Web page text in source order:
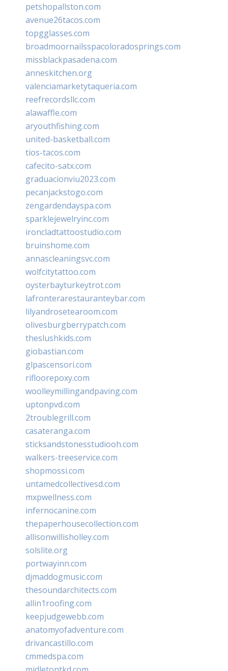
petshopallston.com
avenue26tacos.com
topgglasses.com
broadmoornailsspacoloradosprings.com
missblackpasadena.com
anneskitchen.org
valenciamarketytaqueria.com
reefrecordsllc.com
alawaffle.com
aryouthfishing.com
united-basketball.com
tios-tacos.com
cafecito-satx.com
graduacionviu2023.com
pecanjackstogo.com
zengardendayspa.com
sparklejewelryinc.com
ironcladtattoostudio.com
bruinshome.com
annascleaningsvc.com
wolfcitytattoo.com
oysterbayturkeytrot.com
lafronterarestauranteybar.com
lilyandrosetearoom.com
olivesburgberrypatch.com
theslushkids.com
giobastian.com
glpascensori.com
rifloorepoxy.com
woolleymillingandpaving.com
uptonpvd.com
2troublegrill.com
casateranga.com
sticksandstonesstudiooh.com
walkers-treeservice.com
shopmossi.com
untamedcollectivesd.com
mxpwellness.com
infernocanine.com
thepaperhousecollection.com
allisonwillisholley.com
solslite.org
portwayinn.com
djmaddogmusic.com
thesoundarchitects.com
allin1roofing.com
keepjudgewebb.com
anatomyofadventure.com
drivancastillo.com
cmmedspa.com